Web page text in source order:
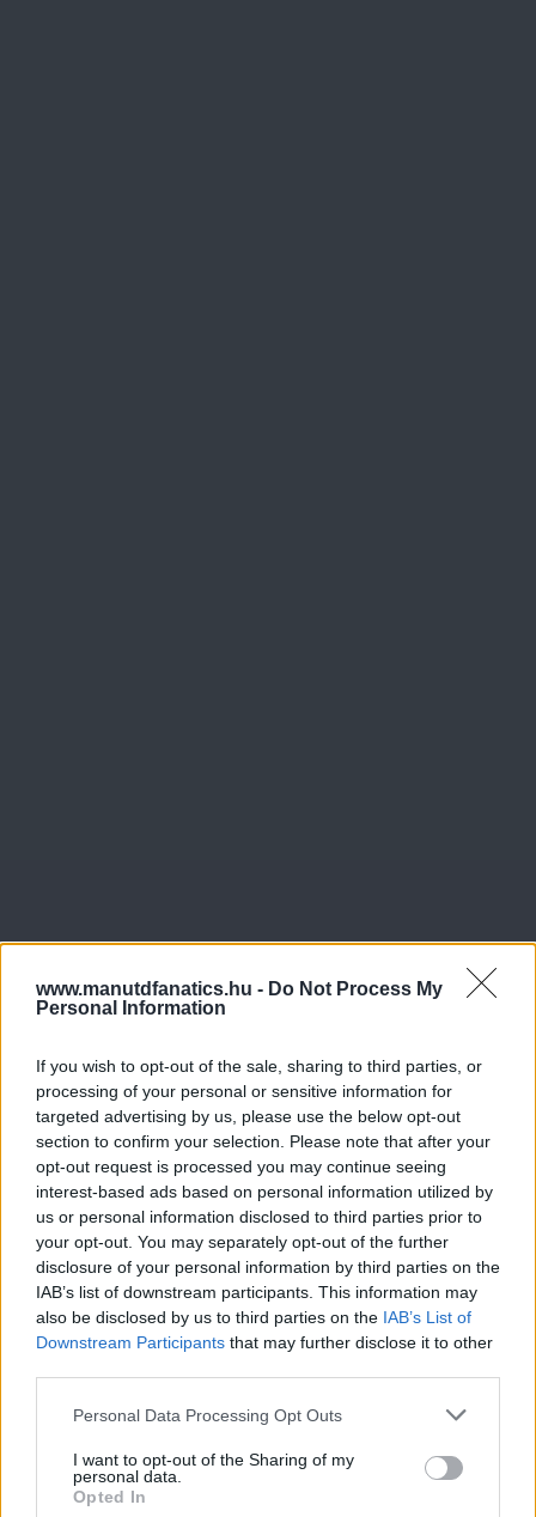
www.manutdfanatics.hu - Do Not Process My
Personal Information
If you wish to opt-out of the sale, sharing to third parties, or
processing of your personal or sensitive information for
targeted advertising by us, please use the below opt-out
section to confirm your selection. Please note that after your
opt-out request is processed you may continue seeing
interest-based ads based on personal information utilized by
us or personal information disclosed to third parties prior to
your opt-out. You may separately opt-out of the further
disclosure of your personal information by third parties on the
IAB’s list of downstream participants. This information may
also be disclosed by us to third parties on the IAB’s List of
Downstream Participants that may further disclose it to other
Please note that this website/app uses one or more Google
not limited to your visit or usage behaviour. You may click to
grant or deny consent to Google and its third-party tags to
use your data for below specified purposes in below Google
Personal Data Processing Opt Outs
I want to opt-out of the Sharing of my
personal data.
Opted In
Meccs Center